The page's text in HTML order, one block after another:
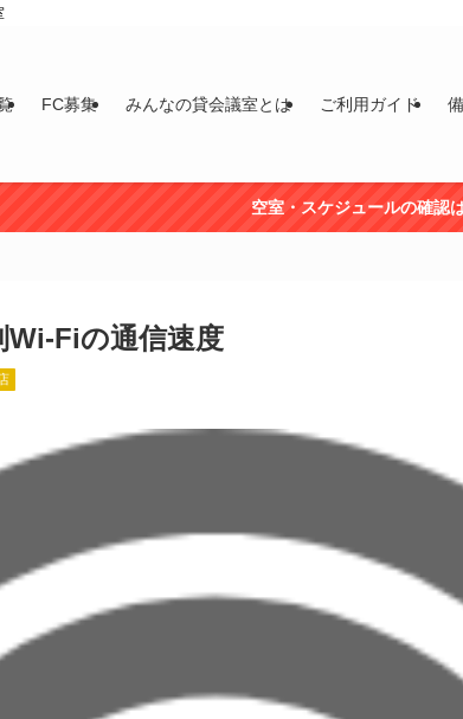
FC募集 みんなの貸会議室とは ご利用ガイド
空室・スケジュールの確認
Fiの通信速度